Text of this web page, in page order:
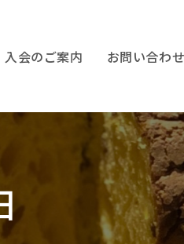
入会のご案内 お問い合わせ